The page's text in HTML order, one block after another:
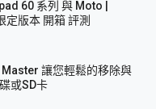
60 系列 與 Moto |
版本 開箱 評測
讓您輕鬆的移除與
或SD卡